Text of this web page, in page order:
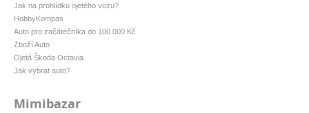
Jak na prohlídku ojetého vozu?
HobbyKompas
Auto pro začátečníka do 100 000 Kč
Zboží Auto
Ojetá Škoda Octavia
Jak vybrat auto?
Mimibazar